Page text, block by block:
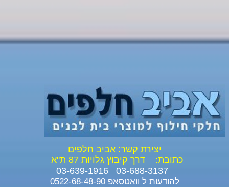
יצירת קשר: אביב חלפים
כתובת:
דרך קיבוץ גלויות 87 ת"א
להודעות ל וואטסאפ 0522-68-48-90